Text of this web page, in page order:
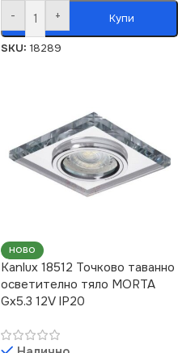
- + Купи
SKU: 18289
НОВО
Kanlux 18512 Точково таванно
осветително тяло MORTA
Gx5.3 12V IP20